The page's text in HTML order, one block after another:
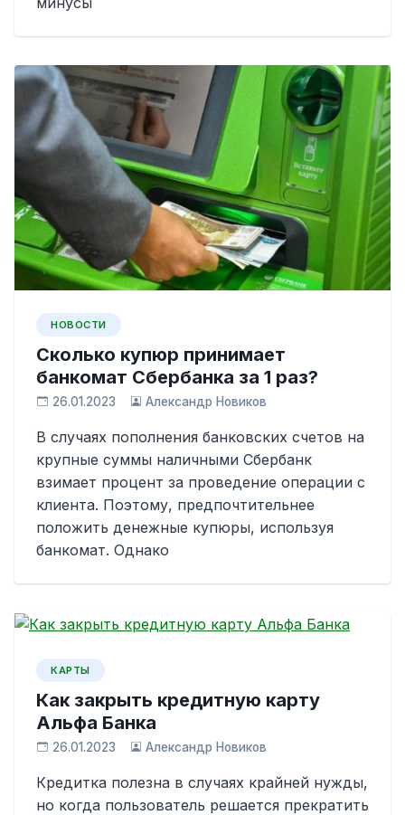
НОВОСТИ
Сколько купюр принимает
банкомат Сбербанка за 1 раз?
26.01.2023 Александр Новиков
В случаях пополнения банковских счетов на
крупные суммы наличными Сбербанк
взимает процент за проведение операции с
клиента. Поэтому, предпочтительнее
положить денежные купюры, используя
банкомат. Однако
КАРТЫ
Как закрыть кредитную карту
Альфа Банка
26.01.2023 Александр Новиков
Кредитка полезна в случаях крайней нужды,
но когда пользователь решается прекратить